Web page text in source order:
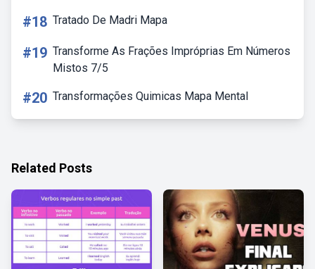
#18 Tratado De Madri Mapa
#19 Transforme As Frações Impróprias Em Números
Mistos 7/5
#20 Transformações Quimicas Mapa Mental
Related Posts